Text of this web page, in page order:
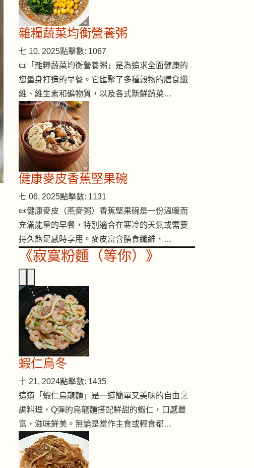
雜糧蔬菜均衡營養粥
七 10, 2025點擊數: 1067
📜「雜糧蔬菜均衡營養粥」是為追求全面健康的
您量身打造的早餐。它匯聚了多種穀物的膳食纖
維、維生素和礦物質，以及各式新鮮蔬菜…
健康麥皮香蕉堅果碗
七 06, 2025點擊數: 1131
📜健康麥皮（燕麥粥）香蕉堅果碗是一份溫暖而
充滿能量的早餐，特別適合在寒冷的天氣或需要
持久飽足感時享用。麥皮富含膳食纖維，…
《寂寞粉麵（等你）》
蝦仁烏冬
十 21, 2024點擊數: 1435
這道「蝦仁烏龍麵」是一道簡單又美味的自由烹
調料理，Q彈的烏龍麵搭配鮮甜的蝦仁，口感豐
富，滋味鮮美。無論是當作主食或輕食都…